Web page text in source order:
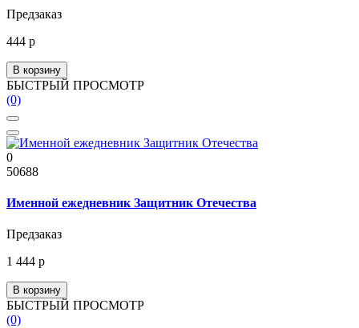
Предзаказ
444 р
В корзину
БЫСТРЫЙ ПРОСМОТР
(0)
0
50688
Именной ежедневник Защитник Отечества
Предзаказ
1 444 р
В корзину
БЫСТРЫЙ ПРОСМОТР
(0)